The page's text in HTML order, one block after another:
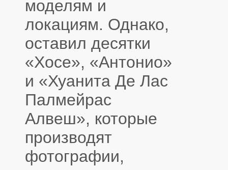
моделям и
локациям. Однако,
оставил десятки
«Хосе», «Антонио»
и «Хуанита Де Лас
Палмейрас
Алвеш», которые
производят
фотографии,